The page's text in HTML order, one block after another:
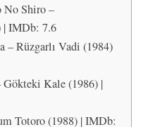
No Shiro –
| IMDb: 7.6
– Rüzgarlı Vadi (1984)
Gökteki Kale (1986) |
Totoro (1988) | IMDb: